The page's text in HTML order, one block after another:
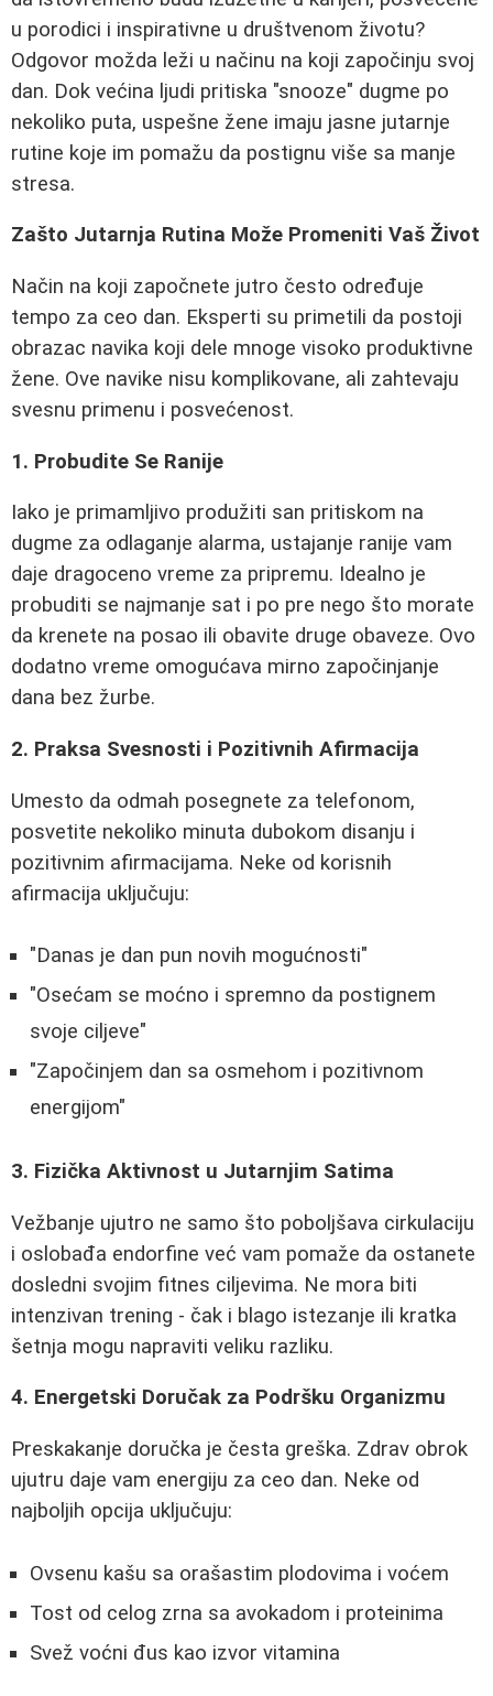
u porodici i inspirativne u društvenom životu?
Odgovor možda leži u načinu na koji započinju svoj
dan. Dok većina ljudi pritiska "snooze" dugme po
nekoliko puta, uspešne žene imaju jasne jutarnje
rutine koje im pomažu da postignu više sa manje
stresa.
Zašto Jutarnja Rutina Može Promeniti Vaš Život
Način na koji započnete jutro često određuje
tempo za ceo dan. Eksperti su primetili da postoji
obrazac navika koji dele mnoge visoko produktivne
žene. Ove navike nisu komplikovane, ali zahtevaju
svesnu primenu i posvećenost.
1. Probudite Se Ranije
Iako je primamljivo produžiti san pritiskom na
dugme za odlaganje alarma, ustajanje ranije vam
daje dragoceno vreme za pripremu. Idealno je
probuditi se najmanje sat i po pre nego što morate
da krenete na posao ili obavite druge obaveze. Ovo
dodatno vreme omogućava mirno započinjanje
dana bez žurbe.
2. Praksa Svesnosti i Pozitivnih Afirmacija
Umesto da odmah posegnete za telefonom,
posvetite nekoliko minuta dubokom disanju i
pozitivnim afirmacijama. Neke od korisnih
afirmacija uključuju:
"Danas je dan pun novih mogućnosti"
"Osećam se moćno i spremno da postignem
svoje ciljeve"
"Započinjem dan sa osmehom i pozitivnom
energijom"
3. Fizička Aktivnost u Jutarnjim Satima
Vežbanje ujutro ne samo što poboljšava cirkulaciju
i oslobađa endorfine već vam pomaže da ostanete
dosledni svojim fitnes ciljevima. Ne mora biti
intenzivan trening - čak i blago istezanje ili kratka
šetnja mogu napraviti veliku razliku.
4. Energetski Doručak za Podršku Organizmu
Preskakanje doručka je česta greška. Zdrav obrok
ujutru daje vam energiju za ceo dan. Neke od
najboljih opcija uključuju:
Ovsenu kašu sa orašastim plodovima i voćem
Tost od celog zrna sa avokadom i proteinima
Svež voćni đus kao izvor vitamina